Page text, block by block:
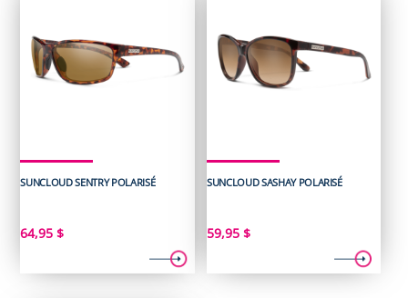
SUNCLOUD SENTRY POLARISÉ
64,95$
SUNCLOUD SASHAY POLARISÉ
59,95 $